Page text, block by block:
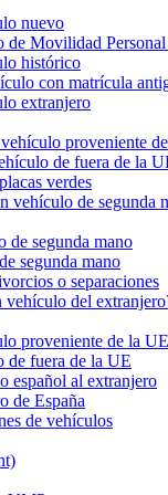
nuevo
de Movilidad
histórico
con matrícula
extranjero
proveniente
de fuera de la
verdes
vehículo de segunda
de segunda mano
segunda mano
o separaciones
vehículo del
proveniente de la UE
de fuera de la UE
español al extranjero
de España
de vehículos